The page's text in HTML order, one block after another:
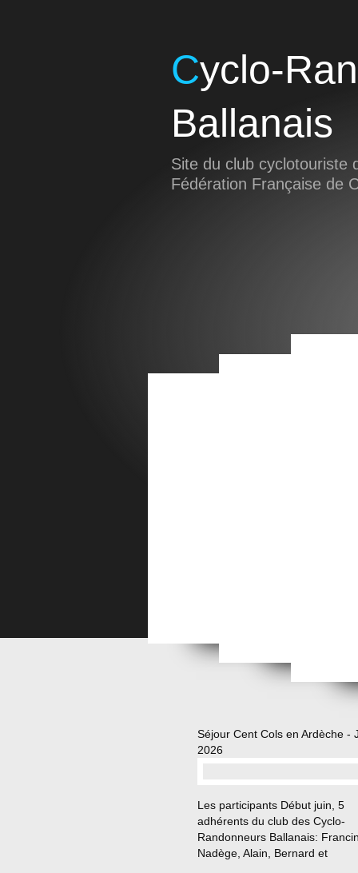
Cyclo-Randonneurs
Ballanais
Site du club cyclotouriste
Fédération Française de
Séjour Mai
Randonnée sud-Touraine
Séjour Cent Cols en Ardèche -
2026
Les participants Début juin, 5
adhérents du club des Cyclo-
Randonneurs Ballanais:
Nadège, Alain, Bernard et